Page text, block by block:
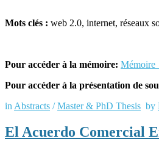
Mots clés : web 2.0, internet, réseaux
Pour accéder à la mémoire:
Pour accéder à la présentation de
in Abstracts /Master & PhD Thesis by
El Acuerdo Comercial